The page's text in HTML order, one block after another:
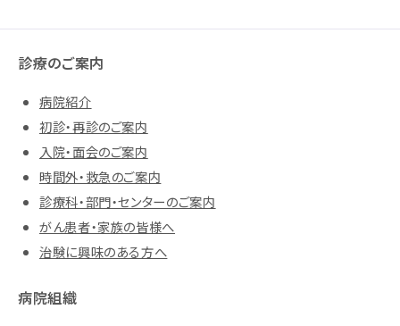
診療のご案内
病院紹介
初診・再診のご案内
入院・面会のご案内
時間外・救急のご案内
診療科・部門・センターのご案内
がん患者・家族の皆様へ
治験に興味のある方へ
病院組織